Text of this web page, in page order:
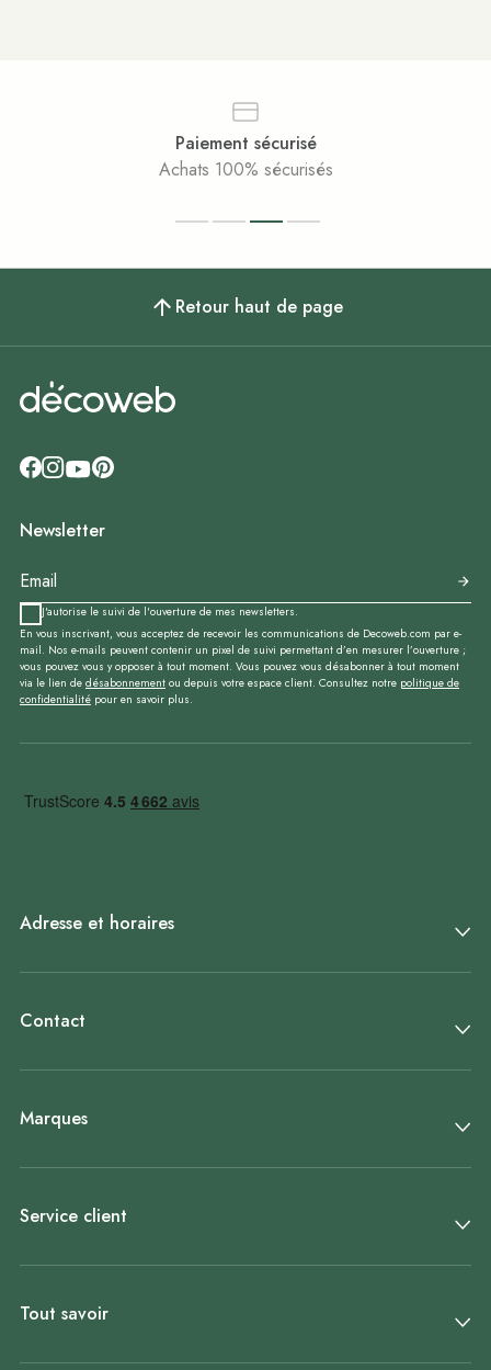
Paiement sécurisé
Achats 100% sécurisés
Retour haut de page
Newsletter
J'autorise le suivi de l'ouverture de mes newsletters.
En vous inscrivant, vous acceptez de recevoir les communications de Decoweb.com par e-
mail. Nos e-mails peuvent contenir un pixel de suivi permettant d’en mesurer l’ouverture ;
vous pouvez vous y opposer à tout moment. Vous pouvez vous désabonner à tout moment
via le lien de désabonnement ou depuis votre espace client. Consultez notre politique de
confidentialité pour en savoir plus.
Adresse et horaires
Contact
Marques
Service client
Tout savoir